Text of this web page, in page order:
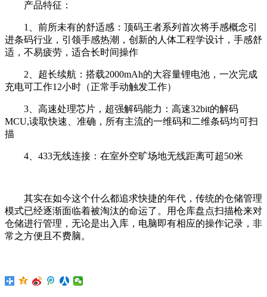
产品特征：
1、前所未有的舒适感：顶码王者系列首次将手感概念引
进条码行业，引领手感热潮，创新的人体工程学设计，手感舒
适，不易疲劳，适合长时间操作
2、超长续航：搭载2000mAh的大容量锂电池，一次完成
充电可工作12小时（正常手动触发工作）
3、高速处理芯片，超强解码能力：高速32bit的解码
MCU,读取快速、准确，所有主流的一维码和二维条码均可扫
描
4、433无线连接：在室外空旷场地无线距离可超50米
其实在如今这个什么都追求快捷的年代，传统的仓储管理
模式已经逐渐面临着被淘汰的命运了。用仓库盘点扫描枪来对
仓储进行管理，无论是出入库，电脑即有相应的操作记录，非
常之方便且不费脑。